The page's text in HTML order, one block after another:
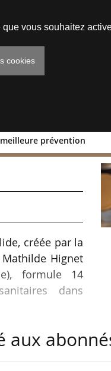
prévention
créée par la
Hignet
formule 14
dans
et française, en
aux
vous souhaitez
cookies